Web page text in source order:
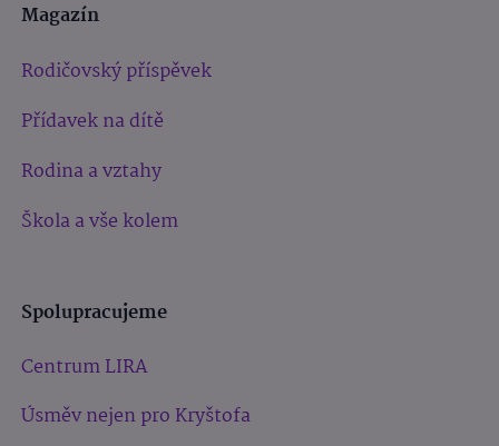
Magazín
Rodičovský příspěvek
Přídavek na dítě
Rodina a vztahy
Škola a vše kolem
Spolupracujeme
Centrum LIRA
Úsměv nejen pro Kryštofa